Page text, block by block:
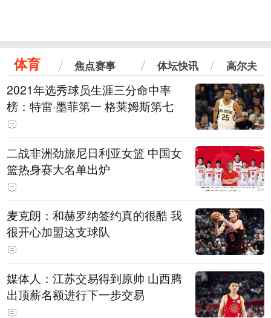
体育 焦点赛事 体坛快讯 高尔夫
2021年选秀球员生涯三分命中率
榜：特雷·墨菲第一 格莱姆斯第七
二战非洲劲旅尼日利亚女篮 中国女
篮热身赛大名单出炉
麦克朗：和赫罗纳签约真的很酷 我
很开心加盟这支球队
媒体人：江苏交易得到原帅 山西腾
出顶薪名额进行下一步交易